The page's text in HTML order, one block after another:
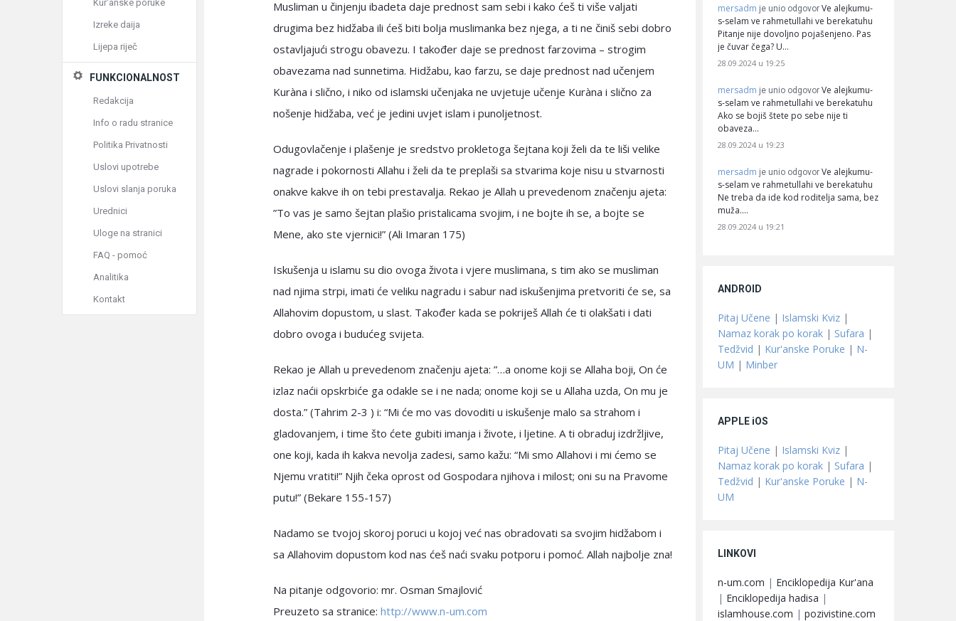
Musliman u činjenju ibadeta daje prednost sam sebi i kako ćeš ti više valjati
drugima bez hidžaba ili ćeš biti bolja muslimanka bez njega, a ti ne činiš sebi dobro
ostavljajući strogu obavezu. I također daje se prednost farzovima – strogim
obavezama nad sunnetima. Hidžabu, kao farzu, se daje prednost nad učenjem
Kuràna i slično, i niko od islamski učenjaka ne uvjetuje učenje Kuràna i slično za
nošenje hidžaba, već je jedini uvjet islam i punoljetnost.
Odugovlačenje i plašenje je sredstvo prokletoga šejtana koji želi da te liši velike
nagrade i pokornosti Allahu i želi da te preplaši sa stvarima koje nisu u stvarnosti
onakve kakve ih on tebi prestavalja. Rekao je Allah u prevedenom značenju ajeta:
”To vas je samo šejtan plašio pristalicama svojim, i ne bojte ih se, a bojte se
Mene, ako ste vjernici!” (Ali Imaran 175)
Iskušenja u islamu su dio ovoga života i vjere muslimana, s tim ako se musliman
nad njima strpi, imati će veliku nagradu i sabur nad iskušenjima pretvoriti će se, sa
Allahovim dopustom, u slast. Također kada se pokriješ Allah će ti olakšati i dati
dobro ovoga i budućeg svijeta.
Rekao je Allah u prevedenom značenju ajeta: ”…a onome koji se Allaha boji, On će
izlaz naćii opskrbiće ga odakle se i ne nada; onome koji se u Allaha uzda, On mu je
dosta.” (Tahrim 2-3 ) i: “Mi će mo vas dovoditi u iskušenje malo sa strahom i
gladovanjem, i time što ćete gubiti imanja i živote, i ljetine. A ti obraduj izdržljive,
one koji, kada ih kakva nevolja zadesi, samo kažu: “Mi smo Allahovi i mi ćemo se
Njemu vratiti!” Njih čeka oprost od Gospodara njihova i milost; oni su na Pravome
putu!” (Bekare 155-157)
Nadamo se tvojoj skoroj poruci u kojoj već nas obradovati sa svojim hidžabom i
sa Allahovim dopustom kod nas ćeš naći svaku potporu i pomoć. Allah najbolje zna!
Na pitanje odgovorio: mr. Osman Smajlović
Preuzeto sa stranice: http://www.n-um.com
mersadm je unio odgovor Ve alejkumu-
s-selam ve rahmetullahi ve berekatuhu
Pitanje nije dovoljno pojašenjeno. Pas
je čuvar čega? U…
28.09.2024 u 19:25
mersadm je unio odgovor Ve alejkumu-
s-selam ve rahmetullahi ve berekatuhu
Ako se bojiš štete po sebe nije ti
obaveza…
28.09.2024 u 19:23
mersadm je unio odgovor Ve alejkumu-
s-selam ve rahmetullahi ve berekatuhu
Ne treba da ide kod roditelja sama, bez
muža.…
28.09.2024 u 19:21
ANDROID
Pitaj Učene | Islamski Kviz |
Namaz korak po korak | Sufara |
Tedžvid | Kur'anske Poruke | N-
UM | Minber
APPLE iOS
Pitaj Učene | Islamski Kviz |
Namaz korak po korak | Sufara |
Tedžvid | Kur'anske Poruke | N-
UM
LINKOVI
n-um.com | Enciklopedija Kur'ana
| Enciklopedija hadisa |
islamhouse.com | pozivistine.com
Kur'anske poruke
Izreke daija
Lijepa riječ
FUNKCIONALNOST
Redakcija
Info o radu stranice
Politika Privatnosti
Uslovi upotrebe
Uslovi slanja poruka
Urednici
Uloge na stranici
FAQ - pomoć
Analitika
Kontakt